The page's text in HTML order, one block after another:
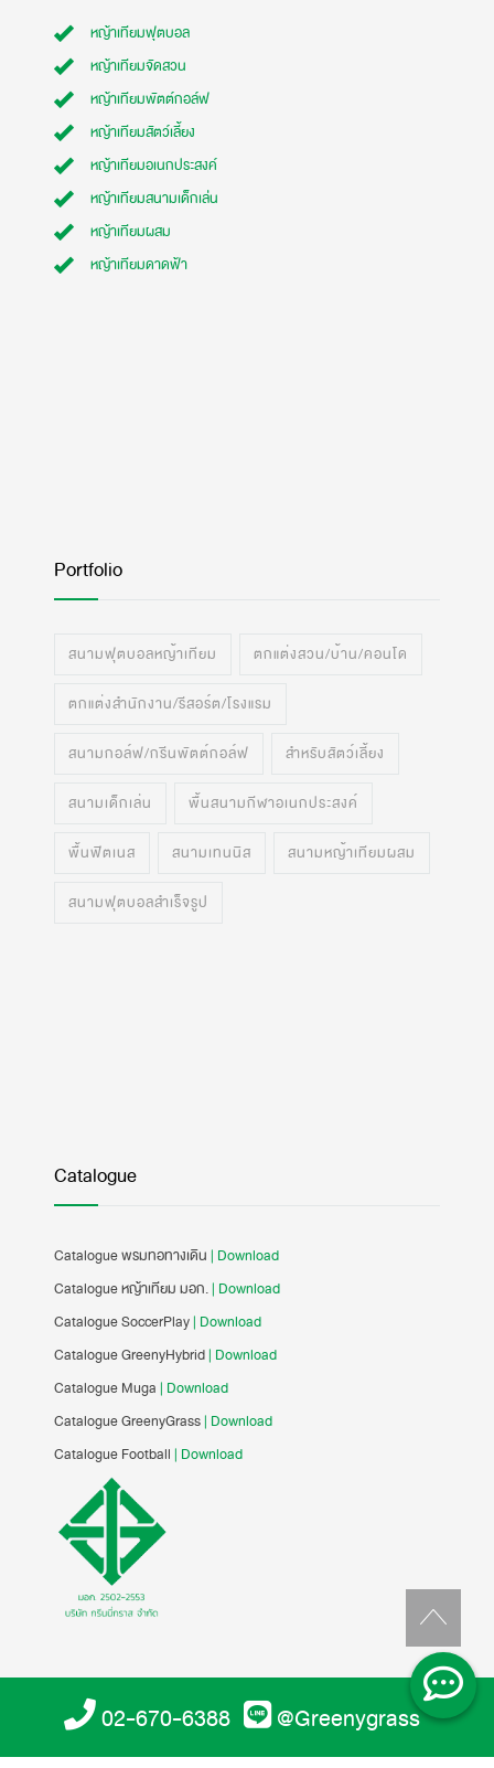
02-670-6388 @Greenygrass
หญ้าเทียมฟุตบอล
หญ้าเทียมจัดสวน
หญ้าเทียมพัตต์กอล์ฟ
หญ้าเทียมสัตว์เลี้ยง
หญ้าเทียมอเนกประสงค์
หญ้าเทียมสนามเด็กเล่น
หญ้าเทียมผสม
หญ้าเทียมดาดฟ้า
Portfolio
สนามฟุตบอลหญ้าเทียม ตกแต่งสวน/บ้าน/คอนโด
ตกแต่งสำนักงาน/รีสอร์ต/โรงแรม
สนามกอล์ฟ/กรีนพัตต์กอล์ฟ สำหรับสัตว์เลี้ยง
สนามเด็กเล่น พื้นสนามกีฬาอเนกประสงค์
พื้นฟิตเนส สนามเทนนิส สนามหญ้าเทียมผสม
สนามฟุตบอลสำเร็จรูป
Catalogue
Catalogue พรมทอทางเดิน | Download
Catalogue หญ้าเทียม มอก.| Download
Catalogue SoccerPlay| Download
Catalogue GreenyHybrid| Download
Catalogue Muga | Download
Catalogue GreenyGrass| Download
Catalogue Football | Download